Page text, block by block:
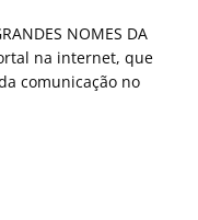
NOMES DA
na internet, que
comunicação no